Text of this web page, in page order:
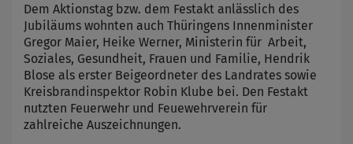
Dem Aktionstag bzw. dem Festakt anlässlich des
Jubiläums wohnten auch Thüringens Innenminister
Gregor Maier, Heike Werner, Ministerin für Arbeit,
Soziales, Gesundheit, Frauen und Familie, Hendrik
Blose als erster Beigeordneter des Landrates sowie
Kreisbrandinspektor Robin Klube bei. Den Festakt
nutzten Feuerwehr und Feuewehrverein für
zahlreiche Auszeichnungen.